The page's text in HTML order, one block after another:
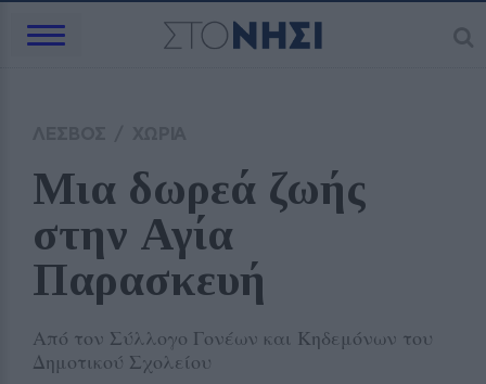
Μια δωρεά ζωής
στην Αγία
Παρασκευή
Από τον Σύλλογο Γονέων και Κηδεμόνων του
Δημοτικού Σχολείου